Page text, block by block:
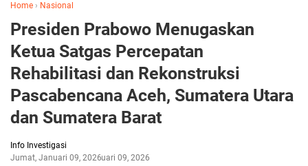
Home › Nasional
Presiden Prabowo Menugaskan
Ketua Satgas Percepatan
Rehabilitasi dan Rekonstruksi
Pascabencana Aceh, Sumatera Utara
dan Sumatera Barat
Info Investigasi
Jumat, Januari 09, 2026Januari 09, 2026